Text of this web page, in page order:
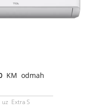
KM odmah
uz Extra S